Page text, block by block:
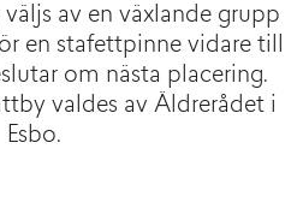
av en växlande grupp
en stafettpinne vidare till
om nästa placering.
valdes av Äldrerådet i
Esbo.